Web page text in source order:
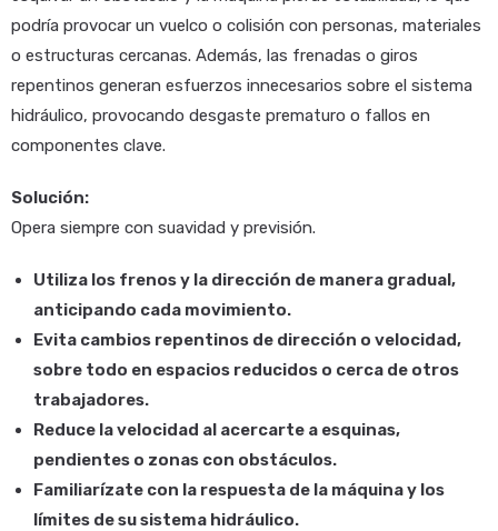
podría provocar un vuelco o colisión con personas, materiales
o estructuras cercanas. Además, las frenadas o giros
repentinos generan esfuerzos innecesarios sobre el sistema
hidráulico, provocando desgaste prematuro o fallos en
componentes clave.
Solución:
Opera siempre con suavidad y previsión.
Utiliza los frenos y la dirección de manera gradual,
anticipando cada movimiento.
Evita cambios repentinos de dirección o velocidad,
sobre todo en espacios reducidos o cerca de otros
trabajadores.
Reduce la velocidad al acercarte a esquinas,
pendientes o zonas con obstáculos.
Familiarízate con la respuesta de la máquina y los
límites de su sistema hidráulico.